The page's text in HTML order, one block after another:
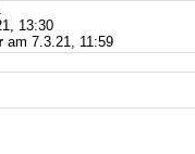
13:30
am 7.3.21, 11:59